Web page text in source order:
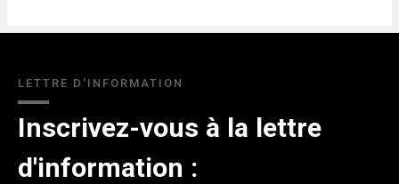
LETTRE D'INFORMATION
Inscrivez-vous à la lettre
d'information :